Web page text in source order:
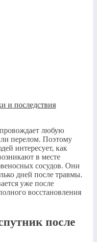
и последствия
любую
перелом. Поэтому
интересует, как
в месте
сосудов. Они
дней после травмы.
уже после
восстановления
после